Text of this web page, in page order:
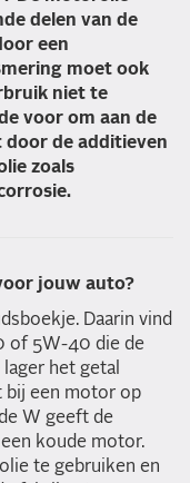
delen van de
een
moet ook
niet te
voor om aan de
door de additieven
zoals
jouw auto?
Daarin vind
of 5W-40 die de
het getal
bij een motor op
W geeft de
koude motor.
te gebruiken en